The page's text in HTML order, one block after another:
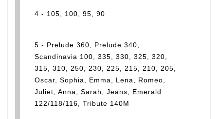
4 - 105, 100, 95, 90
5 - Prelude 360, Prelude 340,
Scandinavia 100, 335, 330, 325, 320,
315, 310, 250, 230, 225, 215, 210, 205,
Oscar, Sophia, Emma, Lena, Romeo,
Juliet, Anna, Sarah, Jeans, Emerald
122/118/116, Tribute 140M